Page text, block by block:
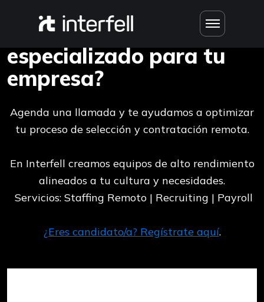
¿Buscas talento
especializado para tu
empresa?
Agenda una llamada y te ayudamos a optimizar
tu proceso de selección y contratación remota.
En Interfell creamos equipos de alto rendimiento
alineados a tu cultura y necesidades.
Servicios: Staffing Remoto | Recruiting | Payroll
¿Eres candidato/a? Regístrate aquí.